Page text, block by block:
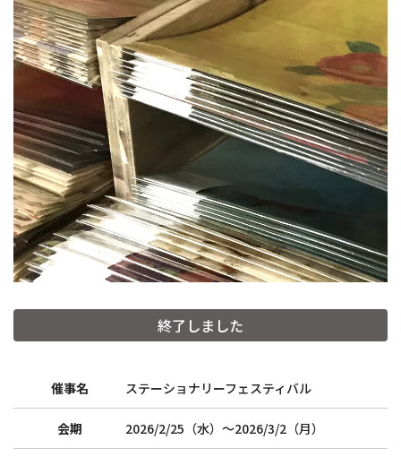
終了しました
催事名 ステーショナリーフェスティバル
会期 2026/2/25（水）〜2026/3/2（月）
和詩倶楽部ウェブショップ
トップ
和詩倶楽部ご案内